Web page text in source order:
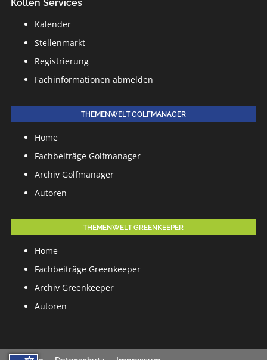
Köllen Services
Kalender
Stellenmarkt
Registrierung
Fachinformationen abmelden
THEMENWELT GOLFMANAGER
Home
Fachbeiträge Golfmanager
Archiv Golfmanager
Autoren
THEMENWELT GREENKEEPER
Home
Fachbeiträge Greenkeeper
Archiv Greenkeeper
Autoren